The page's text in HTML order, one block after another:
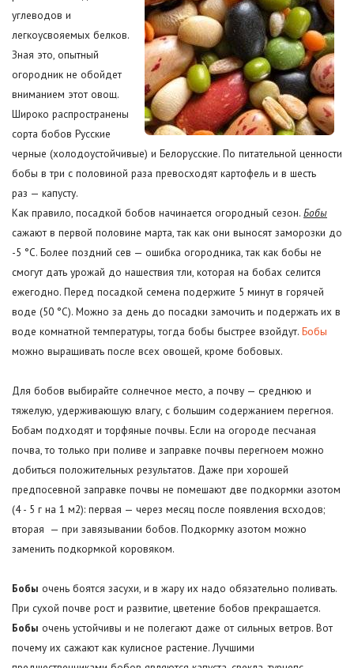
углеводов и
легкоусвояемых белков.
Зная это, опытный
огородник не обойдет
вниманием этот овощ.
Широко распространены
сорта бобов Русские
черные (холодоустойчивые) и Белорусские. По питательной ценности
бобы в три с половиной раза превосходят картофель и в шесть
раз — капусту.
Как правило, посадкой бобов начинается огородный сезон. Бобы
сажают в первой половине марта, так как они выносят заморозки до
-5 °С. Более поздний сев — ошибка огородника, так как бобы не
смогут дать урожай до нашествия тли, которая на бобах селится
ежегодно. Перед посадкой семена подержите 5 минут в горячей
воде (50 °С). Можно за день до посадки замочить и подержать их в
воде комнатной температуры, тогда бобы быстрее взойдут. Бобы
можно выращивать после всех овощей, кроме бобовых.
Для бобов выбирайте солнечное место, а почву — среднюю и
тяжелую, удерживающую влагу, с большим содержанием перегноя.
Бобам подходят и торфяные почвы. Если на огороде песчаная
почва, то только при поливе и заправке почвы перегноем можно
добиться положительных результатов. Даже при хорошей
предпосевной заправке почвы не помешают две подкормки азотом
(4 - 5 г на 1 м2): первая — через месяц после появления всходов;
вторая — при завязывании бобов. Подкормку азотом можно
заменить подкормкой коровяком.
Бобы очень боятся засухи, и в жару их надо обязательно поливать.
При сухой почве рост и развитие, цветение бобов прекращается.
Бобы очень устойчивы и не полегают даже от сильных ветров. Вот
почему их сажают как кулисное растение. Лучшими